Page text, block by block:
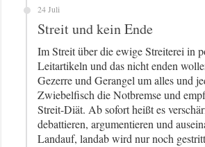
24 Juli
Streit und kein Ende
Im Streit über die ewige Streiterei in
Leitartikeln und das nicht enden
Gezerre und Gerangel um alles und
Zwiebelfisch die Notbremse und
Streit-Diät. Ab sofort heißt es
debattieren, argumentieren und
Landauf, landab wird nur noch